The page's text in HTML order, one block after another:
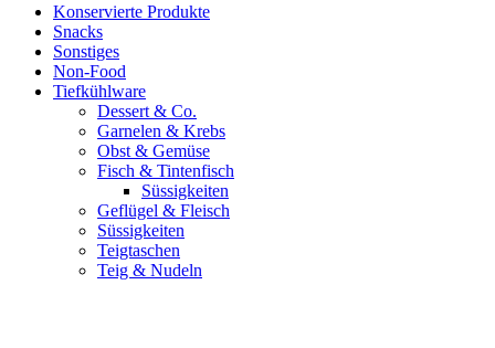
Konservierte Produkte
Snacks
Sonstiges
Non-Food
Tiefkühlware
Dessert & Co.
Garnelen & Krebs
Obst & Gemüse
Fisch & Tintenfisch
Süssigkeiten
Geflügel & Fleisch
Süssigkeiten
Teigtaschen
Teig & Nudeln